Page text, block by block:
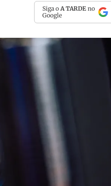
Siga o A TARDE no
Google